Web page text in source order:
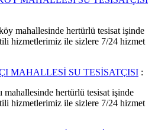
mahallesinde hertürlü tesisat işinde
hizmetlerimiz ile sizlere 7/24 hizmet
MAHALLESİ SU TESİSATÇISI :
hertürlü tesisat işinde
hizmetlerimiz ile sizlere 7/24 hizmet